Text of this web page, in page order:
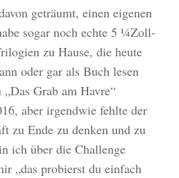
geträumt, einen eigenen
sogar noch echte 5 ¼Zoll-
zu Hause, die heute
oder gar als Buch lesen
Grab am Havre“
aber irgendwie fehlte der
zu Ende zu denken und zu
ich über die Challenge
„das probierst du einfach